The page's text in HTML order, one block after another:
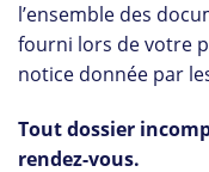
l’ensemble des
fourni lors de votre
notice donnée par
Tout dossier
rendez-vous.